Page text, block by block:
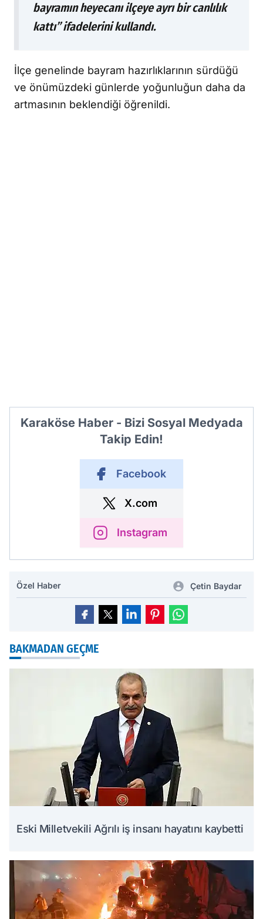
bayramın heyecanı ilçeye ayrı bir canlılık
kattı” ifadelerini kullandı.
İlçe genelinde bayram hazırlıklarının sürdüğü
ve önümüzdeki günlerde yoğunluğun daha da
artmasının beklendiği öğrenildi.
Karaköse Haber - Bizi Sosyal Medyada
Takip Edin!
Facebook
X.com
Instagram
Özel Haber Çetin Baydar
BAKMADAN GEÇME
Eski Milletvekili Ağrılı iş insanı hayatını kaybetti